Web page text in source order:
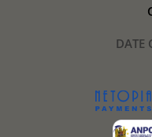
DATE